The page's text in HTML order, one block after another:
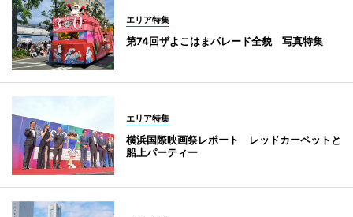
エリア特集
第74回ザよこはまパレード全貌 写真特集
エリア特集
横浜国際映画祭レポート レッドカーペットと
船上パーティー